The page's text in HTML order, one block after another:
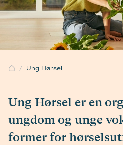
Ung Hørsel
Ung Hørsel er en
ungdom og unge
former for